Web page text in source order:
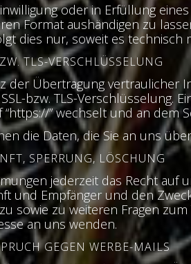
oder in Erfüllung
Format aushändigen zu
dies nur, soweit es technisch
TLS-VERSCHLÜSSELUNG
der Übertragung vertraulicher
bzw. TLS-Verschlüsselung.
” wechselt und an dem
die Daten, die Sie an uns
SPERRUNG, LÖSCHUNG
jederzeit das Recht auf
und Empfänger und den
sowie zu weiteren Fragen
an uns wenden.
GEGEN WERBE-MAILS